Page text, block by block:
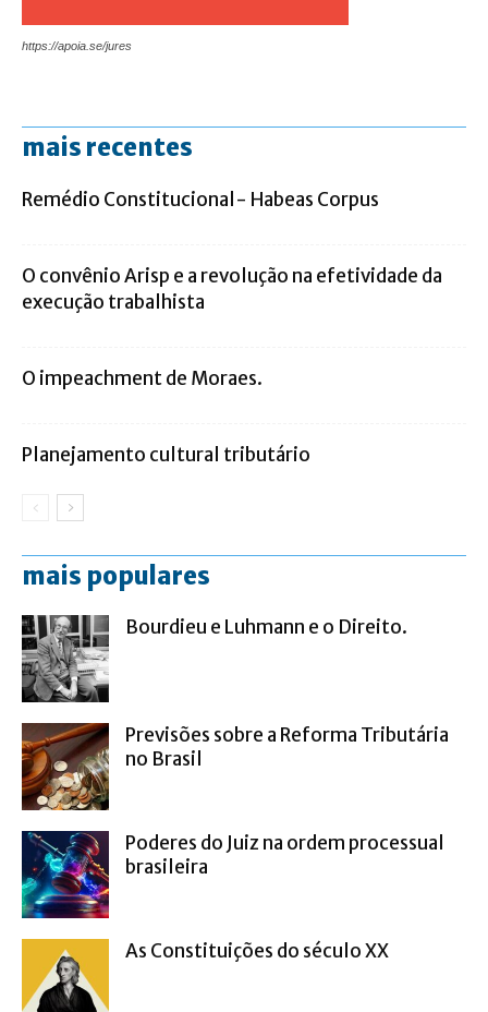
https://apoia.se/jures
mais recentes
Remédio Constitucional- Habeas Corpus
O convênio Arisp e a revolução na efetividade da
execução trabalhista
O impeachment de Moraes.
Planejamento cultural tributário
mais populares
Bourdieu e Luhmann e o Direito.
Previsões sobre a Reforma Tributária
no Brasil
Poderes do Juiz na ordem processual
brasileira
As Constituições do século XX